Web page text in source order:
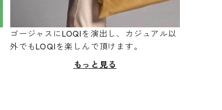
ゴージャスにLOQIを演出し、カジュアル以
外でもLOQIを楽しんで頂けます。
もっと見る